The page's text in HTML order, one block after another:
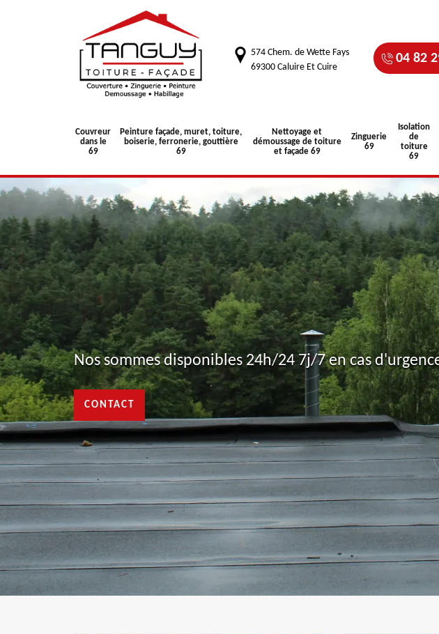
574 Chem. de Wette Fays
69300 Caluire Et Cuire
04 82
Couvreur
dans le
69
Peinture façade, muret, toiture,
boiserie, ferronerie, gouttière
69
Nettoyage et
démoussage de toiture
et façade 69
Zinguerie
69
Isolation
de
toiture
69
Nos sommes disponibles 24h/24 7j/7 en cas
CONTACT